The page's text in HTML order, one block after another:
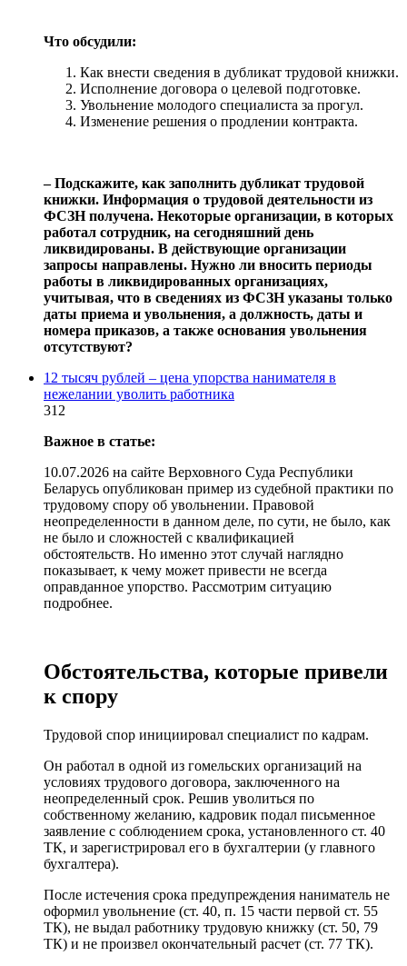
Что обсудили:
Как внести сведения в дубликат трудовой книжки.
Исполнение договора о целевой подготовке.
Увольнение молодого специалиста за прогул.
Изменение решения о продлении контракта.
‒ Подскажите, как заполнить дубликат трудовой
книжки. Информация о трудовой деятельности из
ФСЗН получена. Некоторые организации, в которых
работал сотрудник, на сегодняшний день
ликвидированы. В действующие организации
запросы направлены. Нужно ли вносить периоды
работы в ликвидированных организациях,
учитывая, что в сведениях из ФСЗН указаны только
даты приема и увольнения, а должность, даты и
номера приказов, а также основания увольнения
отсутствуют?
12 тысяч рублей – цена упорства нанимателя в
нежелании уволить работника
312
Важное в статье:
10.07.2026 на сайте Верховного Суда Республики
Беларусь опубликован пример из судебной практики по
трудовому спору об увольнении. Правовой
неопределенности в данном деле, по сути, не было, как
не было и сложностей с квалификацией
обстоятельств. Но именно этот случай наглядно
показывает, к чему может привести не всегда
оправданное упорство. Рассмотрим ситуацию
подробнее.
Обстоятельства, которые привели
к спору
Трудовой спор инициировал специалист по кадрам.
Он работал в одной из гомельских организаций на
условиях трудового договора, заключенного на
неопределенный срок. Решив уволиться по
собственному желанию, кадровик подал письменное
заявление с соблюдением срока, установленного ст. 40
ТК, и зарегистрировал его в бухгалтерии (у главного
бухгалтера).
После истечения срока предупреждения наниматель не
оформил увольнение (ст. 40, п. 15 части первой ст. 55
ТК), не выдал работнику трудовую книжку (ст. 50, 79
ТК) и не произвел окончательный расчет (ст. 77 ТК).